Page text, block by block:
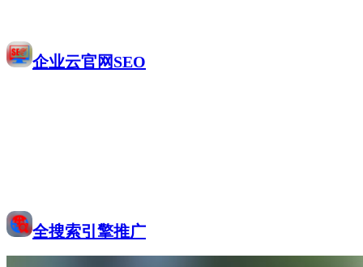
企业云官网SEO
全搜索引擎推广